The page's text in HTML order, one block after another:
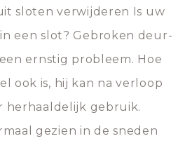
sloten verwijderen Is uw
een slot? Gebroken deur-
ernstig probleem. Hoe
ook is, hij kan na verloop
herhaaldelijk gebruik.
gezien in de sneden